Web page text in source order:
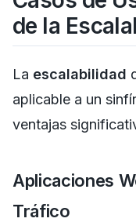
de la
La escalabilidad
aplicable a un
ventajas
Aplicaciones
Tráfico